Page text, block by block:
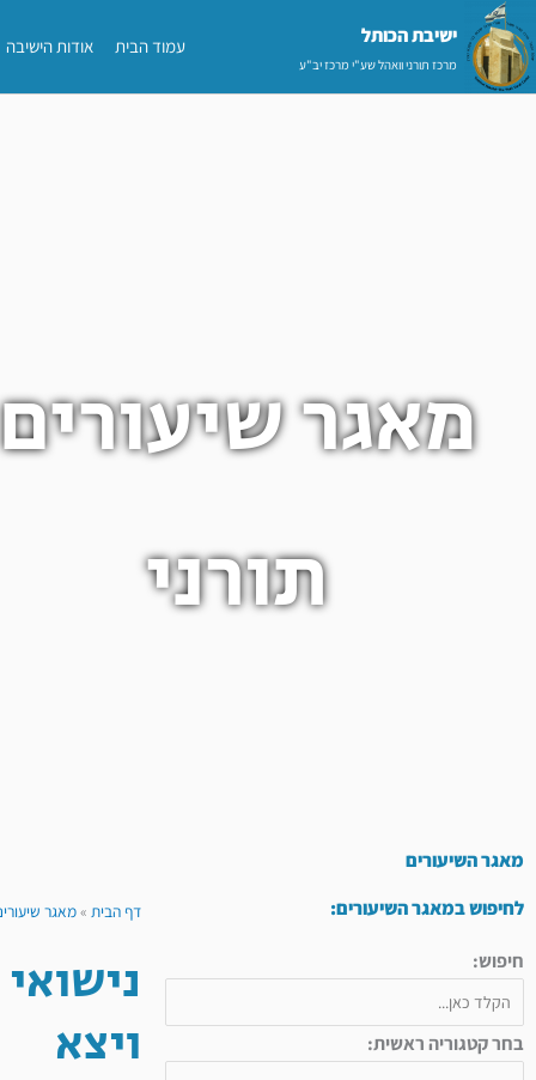
דילוג
לתוכן
ישיבת הכותל​
מרכז תורני וואהל שע"י מרכז יב"ע
עמוד הבית אודות הישיבה
מאגר
תורני
מאגר השיעורים
לחיפוש במאגר השיעורים:
חיפוש:
בחר קטגוריה ראשית:
דף הבית »מאגר
ויצא